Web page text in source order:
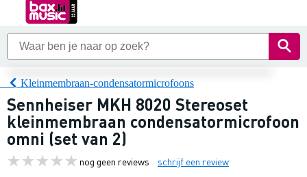
Kleinmembraan-condensatormicrofoons
Sennheiser MKH 8020 Stereoset
kleinmembraan condensatormicrofoon
omni (set van 2)
nog geen reviews schrijf een review